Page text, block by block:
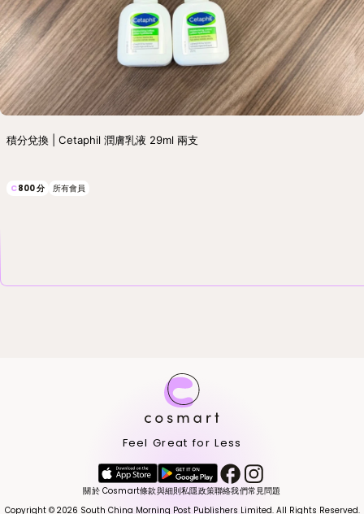
積分兌換 | Cetaphil 潤膚乳液 29ml 兩支
C800分 所有會員
Feel Great for Less
關於 Cosmart條款與細則私隱政策聯絡我們常見問題
Copyright © 2026 South China Morning Post Publishers Limited. All Rights Reserved.